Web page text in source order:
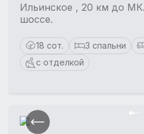
Ильинское , 20 км до
шоссе.
18 сот. 3 спальни
с отделкой